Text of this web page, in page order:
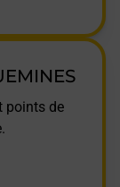
points de